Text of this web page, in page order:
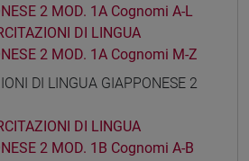
2 MOD. 1A Cognomi A-L
DI LINGUA
2 MOD. 1A Cognomi M-Z
DI LINGUA GIAPPONESE 2
DI LINGUA
2 MOD. 1B Cognomi A-B